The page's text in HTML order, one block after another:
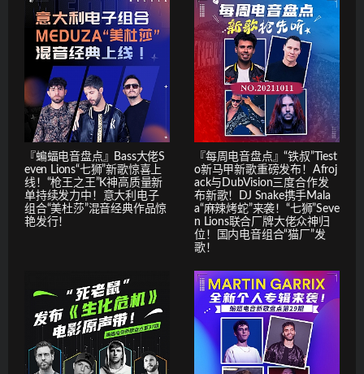
『蝙蝠电音盘点』Bass大佬S
even Lions“七狮”新歌惊喜上
线！“枪王之王”K神高质量新
单持续发力中！意大利电子
组合“美杜莎”混音经典作品惊
艳发行！
『每周电音盘点』“铁叔”Tiest
o新马甲新歌重磅发布！Afroj
ack与DubVision三度合作发
布新歌！DJ Snake携手Mala
a“麻辣烤蛇”来袭！“七狮”Seve
n Lions联合厂牌大佬众神归
位！国内电音组合“猫厂”发
歌！